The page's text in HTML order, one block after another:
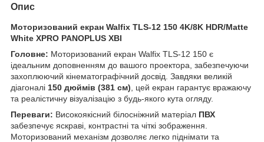
Опис
Моторизований екран Walfix TLS-12 150 4K/8K HDR/Matte
White XPRO PANOPLUS XBI
Головне: Моторизований екран Walfix TLS-12 150 є
ідеальним доповненням до вашого проектора, забезпечуючи
захоплюючий кінематографічний досвід. Завдяки великій
діагоналі 150 дюймів (381 см) , цей екран гарантує вражаючу
та реалістичну візуалізацію з будь-якого кута огляду.
Переваги: Високоякісний білосніжний матеріал ПВХ
забезпечує яскраві, контрастні та чіткі зображення.
Моторизований механізм дозволяє легко піднімати та